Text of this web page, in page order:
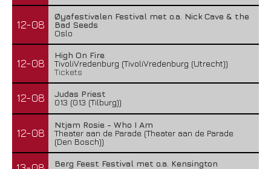
12-08
Øyafestivalen Festival met o.a. Nick Cave & the
Bad Seeds
Oslo
12-08
High On Fire
TivoliVredenburg (TivoliVredenburg (Utrecht))
Tickets
12-08
Judas Priest
013 (013 (Tilburg))
12-08
Ntjam Rosie - Who I Am
Theater aan de Parade (Theater aan de Parade
(Den Bosch))
Berg Feest Festival met o.a. Kensington